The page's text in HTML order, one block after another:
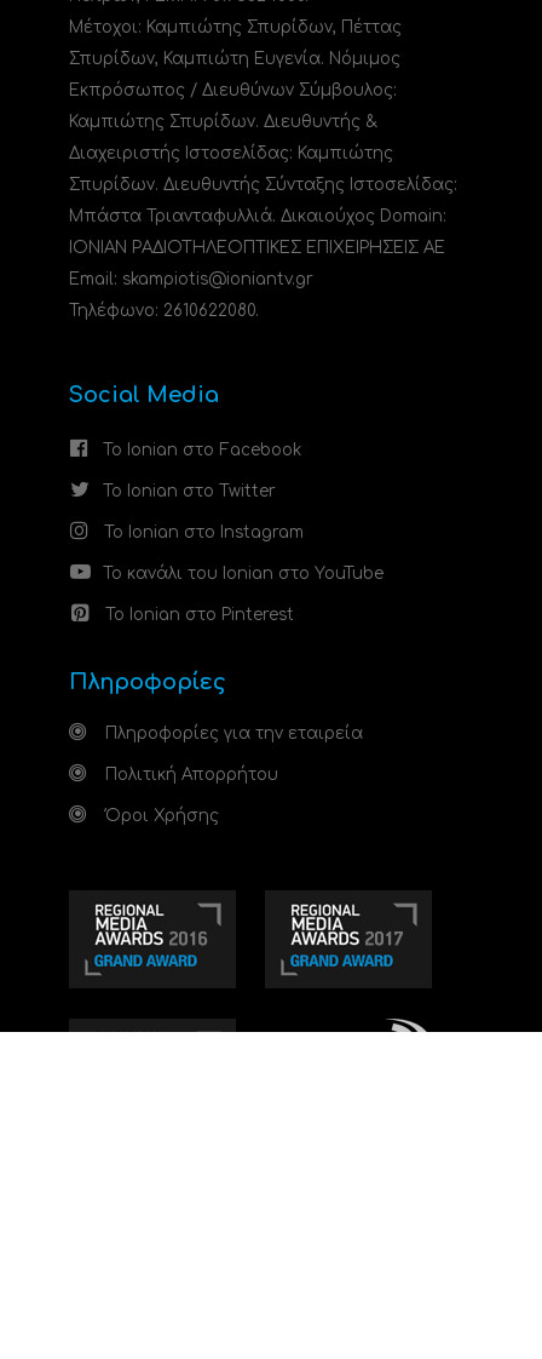
Μέτοχοι: Καμπιώτης Σπυρίδων, Πέττας
Σπυρίδων, Καμπιώτη Ευγενία. Νόμιμος
Εκπρόσωπος / Διευθύνων Σύμβουλος:
Καμπιώτης Σπυρίδων. Διευθυντής &
Διαχειριστής Ιστοσελίδας: Καμπιώτης
Σπυρίδων. Διευθυντής Σύνταξης Ιστοσελίδας:
Μπάστα Τριανταφυλλιά. Δικαιούχος Domain:
ΙΟΝΙΑΝ ΡΑΔΙΟΤΗΛΕΟΠΤΙΚΕΣ ΕΠΙΧΕΙΡΗΣΕΙΣ ΑΕ
Email: skampiotis@ioniantv.gr
Τηλέφωνο: 2610622080.
Social Media
Το Ionian στο Facebook
Το Ionian στο Twitter
Το Ionian στο Instagram
Το κανάλι του Ionian στο YouTube
Το Ionian στο Pinterest
Πληροφορίες
Πληροφορίες για την εταιρεία
Πολιτική Απορρήτου
Όροι Χρήσης